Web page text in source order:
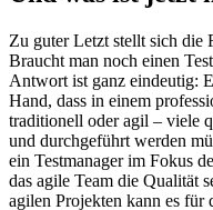
Zu guter Letzt stellt sich die
Braucht man noch einen
Antwort ist ganz eindeutig:
Hand, dass in einem
traditionell oder agil – viele
und durchgeführt werden
ein Testmanager im Fokus
das agile Team die Qualität
agilen Projekten kann es für